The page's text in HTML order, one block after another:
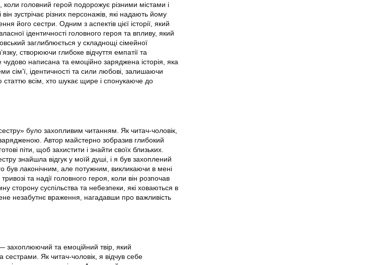
коли головний герой подорожує різними містами і
зустрічає різних персонажів, які надають йому
його сестри. Одним з аспектів цієї історії, який
ідентичності головного героя та впливу, який
заглиблюється у складнощі сімейної
створюючи глибоке відчуття емпатії та
написана та емоційно заряджена історія, яка
сім’ї, ідентичності та сили любові, залишаючи
всім, хто шукає щире і спонукаюче до
було захопливим читанням. Як читач-чоловік,
Автор майстерно зобразив глибокий
піти, щоб захистити і знайти своїх близьких.
знайшла відгук у моїй душі, і я був захоплений
був лаконічним, але потужним, викликаючи в мені
та надії головного героя, коли він розпочав
сторону суспільства та небезпеки, які ховаються в
незабутнє враження, нагадавши про важливість
захоплюючий та емоційний твір, який
сестрами. Як читач-чоловік, я відчув себе